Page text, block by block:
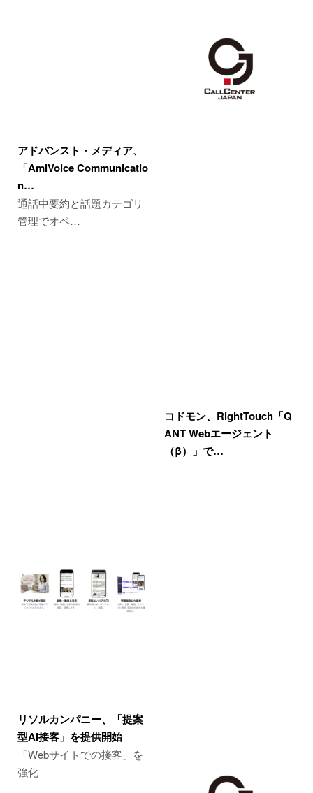
アドバンスト・メディア、
「AmiVoice Communicatio
n…
通話中要約と話題カテゴリ
管理でオペ…
コドモン、RightTouch「Q
ANT Webエージェント
（β）」で…
リソルカンパニー、「提案
型AI接客」を提供開始
「Webサイトでの接客」を
強化